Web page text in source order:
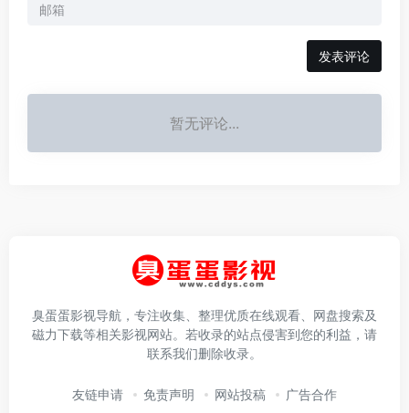
发表评论
暂无评论...
臭蛋蛋影视导航，专注收集、整理优质在线观看、网盘搜索及
磁力下载等相关影视网站。若收录的站点侵害到您的利益，请
联系我们删除收录。
友链申请 免责声明 网站投稿 广告合作